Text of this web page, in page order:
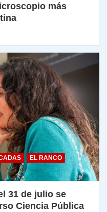
más
EL RANCO
31 de julio se
Ciencia Pública